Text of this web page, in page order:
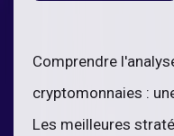
Comprendre
cryptomonnaies :
Les meilleures